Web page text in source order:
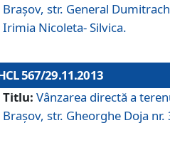
Braşov, str. General
Irimia Nicoleta- Silvica.
567/29.11.2013
Titlu: Vânzarea directă a
Braşov, str. Gheorghe Doja